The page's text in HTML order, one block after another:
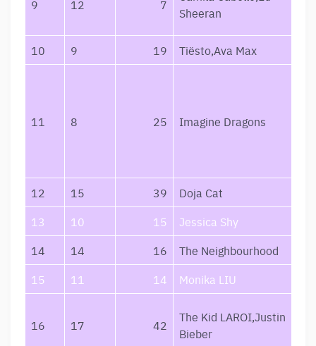
9 12 7
Sheeran
10 9 19 Tiësto,Ava Max
11 8 25 Imagine Dragons
12 15 39
Doja Cat
13
10 15
Jessica Shy
14
14 16
The Neighbourhood
15
11 14 Monika LIU
16 17 42
The Kid LAROI,Justin
Bieber